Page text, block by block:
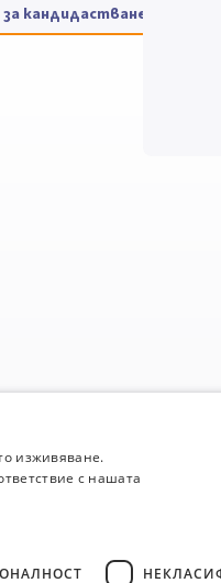
за кандидастване
изживяване.
с нашата